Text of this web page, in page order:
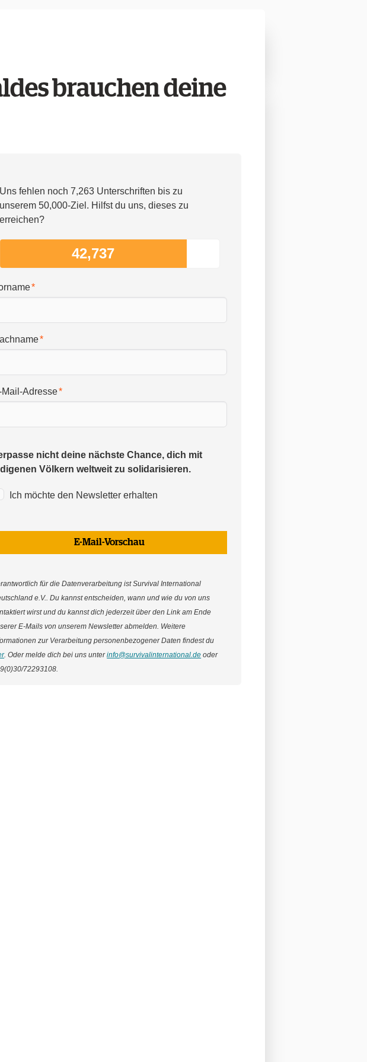
brauchen deine
Uns fehlen noch 7,263 Unterschriften bis zu
unserem 50,000-Ziel. Hilfst du uns, dieses zu
erreichen?
42,737
Mail-Adresse
nicht deine nächste Chance, dich mit
Völkern weltweit zu solidarisieren.
Ich möchte den Newsletter erhalten
E-Mail-Vorschau
für die Datenverarbeitung ist Survival International
e.V.. Du kannst entscheiden, wann und wie du von uns
wirst und du kannst dich jederzeit über den Link am Ende
E-Mails von unserem Newsletter abmelden. Weitere
zur Verarbeitung personenbezogener Daten findest du
. Oder melde dich bei uns unterinfo@survivalinternational.de oder
72293108.